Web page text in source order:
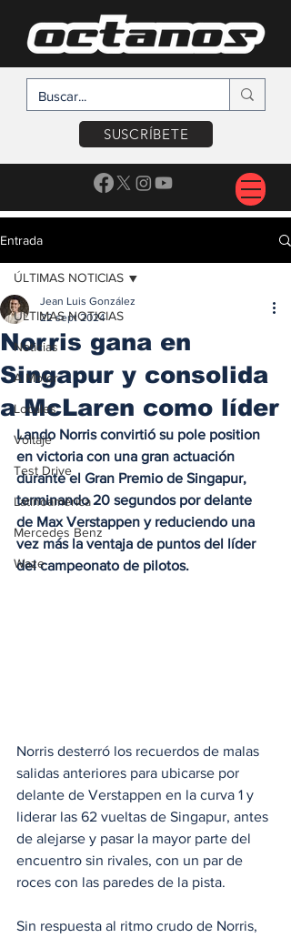
SUSCRÍBETE
Entrada
ÚLTIMAS NOTICIAS
Noticias
A Motor
Locales
Voltaje
Test Drive
Latinoamérica
Mercedes Benz
Waze
ÚLTIMAS NOTICIAS
Norris gana en
Singapur y consolida
a McLaren como líder
Jean Luis González
22 sept 2024
Lando Norris convirtió su pole position
en victoria con una gran actuación
durante el Gran Premio de Singapur,
terminando 20 segundos por delante
de Max Verstappen y reduciendo una
vez más la ventaja de puntos del líder
del campeonato de pilotos.
Norris desterró los recuerdos de malas
salidas anteriores para ubicarse por
delante de Verstappen en la curva 1 y
liderar las 62 vueltas de Singapur, antes
de alejarse y pasar la mayor parte del
encuentro sin rivales, con un par de
roces con las paredes de la pista.
Sin respuesta al ritmo crudo de Norris,